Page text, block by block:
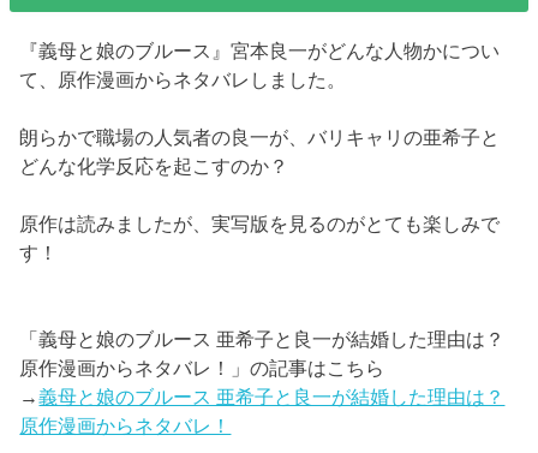
『義母と娘のブルース』宮本良一がどんな人物かについ
て、原作漫画からネタバレしました。
朗らかで職場の人気者の良一が、バリキャリの亜希子と
どんな化学反応を起こすのか？
原作は読みましたが、実写版を見るのがとても楽しみで
す！
「義母と娘のブルース 亜希子と良一が結婚した理由は？
原作漫画からネタバレ！」の記事はこちら
→義母と娘のブルース 亜希子と良一が結婚した理由は？
原作漫画からネタバレ！